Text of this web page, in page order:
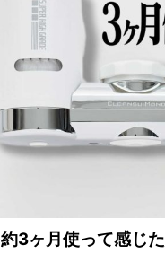
3ヶ月使って感じ